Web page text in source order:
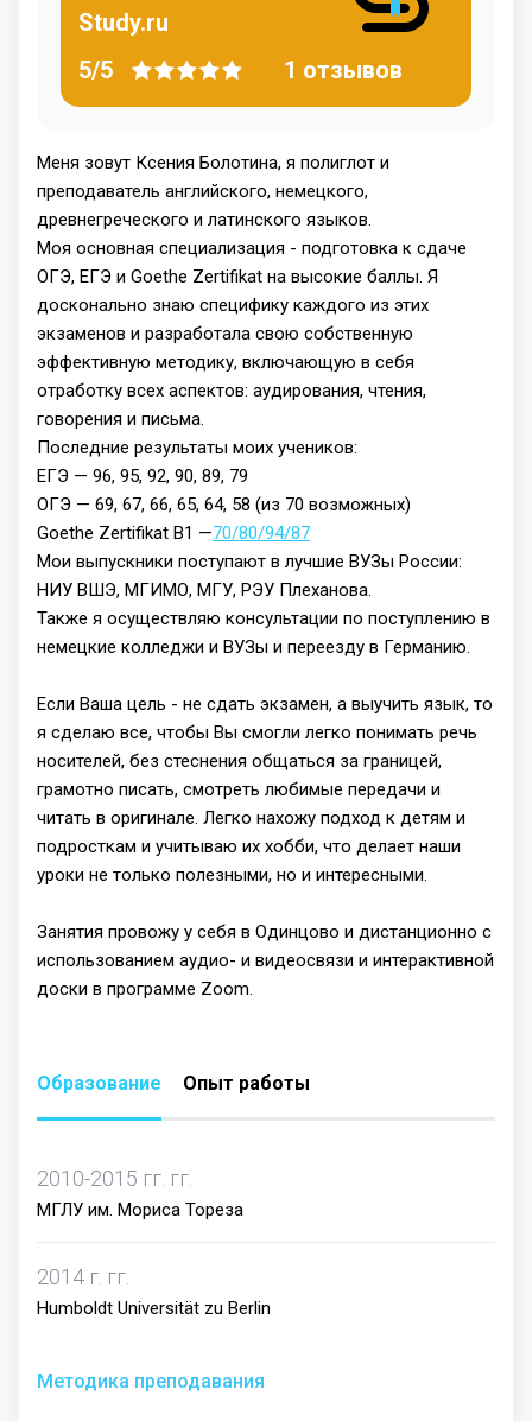
Study.ru
5/5
1 отзывов
Меня зовут Ксения Болотина, я полиглот и
преподаватель английского, немецкого,
древнегреческого и латинского языков.
Моя основная специализация - подготовка к сдаче
ОГЭ, ЕГЭ и Goethe Zertifikat на высокие баллы. Я
досконально знаю специфику каждого из этих
экзаменов и разработала свою собственную
эффективную методику, включающую в себя
отработку всех аспектов: аудирования, чтения,
говорения и письма.
Последние результаты моих учеников:
ЕГЭ — 96, 95, 92, 90, 89, 79
ОГЭ — 69, 67, 66, 65, 64, 58 (из 70 возможных)
Goethe Zertifikat B1 —70/80/94/87
Мои выпускники поступают в лучшие ВУЗы России:
НИУ ВШЭ, МГИМО, МГУ, РЭУ Плеханова.
Также я осуществляю консультации по поступлению в
немецкие колледжи и ВУЗы и переезду в Германию.
Если Ваша цель - не сдать экзамен, а выучить язык, то
я сделаю все, чтобы Вы смогли легко понимать речь
носителей, без стеснения общаться за границей,
грамотно писать, смотреть любимые передачи и
читать в оригинале. Легко нахожу подход к детям и
подросткам и учитываю их хобби, что делает наши
уроки не только полезными, но и интересными.
Занятия провожу у себя в Одинцово и дистанционно с
использованием аудио- и видеосвязи и интерактивной
доски в программе Zoom.
Образование Опыт работы
2010-2015 гг. гг.
МГЛУ им. Мориса Тореза
2014 г. гг.
Humboldt Universität zu Berlin
Методика преподавания